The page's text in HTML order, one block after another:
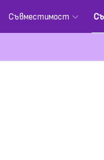
Съвместимост